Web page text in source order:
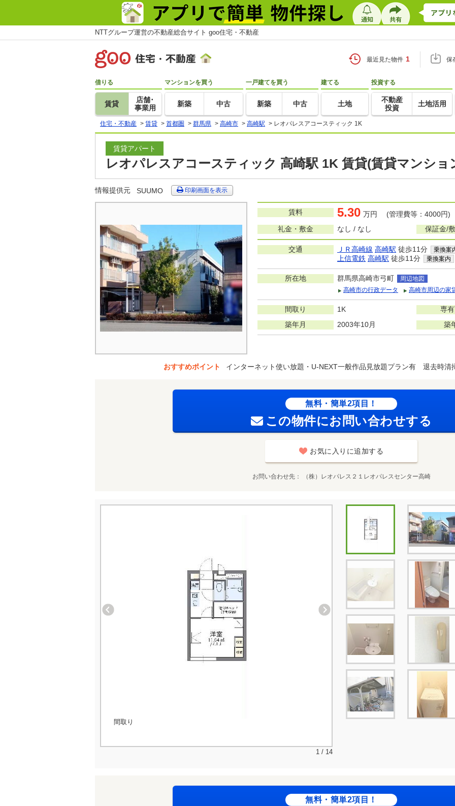
NTTグループ運営の不動産総合サイト goo住宅・不動産
最近見た物件 1 保
借りる
賃貸
店舗･
事業用
マンションを買う
新築 中古
一戸建てを買う
新築 中古
建てる
土地
投資する
不動産
投資
土地活用
住宅・不動産 > 賃貸 > 首都圏 > 群馬県 > 高崎市 > 高崎駅 > レオパレスアコースティック 1K
賃貸アパート
レオパレスアコースティック 高崎駅 1K 賃貸(賃貸マンショ
情報提供元 SUUMO 印刷画面を表示
賃料 5.30 万円 (管理費等：4000円)
礼金・敷金
なし / なし 保証金/
交通 ＪＲ高崎線 高崎駅 徒歩11分 乗換案
上信電鉄 高崎駅 徒歩11分 乗換案内
所在地 群馬県高崎市弓町
周辺地図
高崎市の行政データ
高崎市周辺の家
間取り 1K
専
築年月
2003年10月 築
おすすめポイント インターネット使い放題・U-NEXT一般作品見放題プラン有 退去時清
無料・簡単2項目！
この物件にお問い合わせする
お気に入りに追加する
お問い合わせ先 （株）レオパレス２１レオパレスセンター高崎
間取り
1 / 14
無料・簡単2項目！